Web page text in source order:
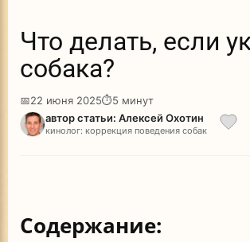
Что делать, если
собака?
📅22 июня 2025⏱5 минут
автор статьи: Алексей Охотин
кинолог: коррекция поведения собак
Содержание: